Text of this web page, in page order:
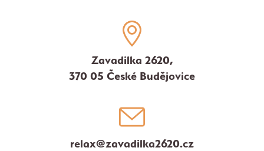
Zavadilka 2620,
370 05 České Budějovice
relax@zavadilka2620.cz